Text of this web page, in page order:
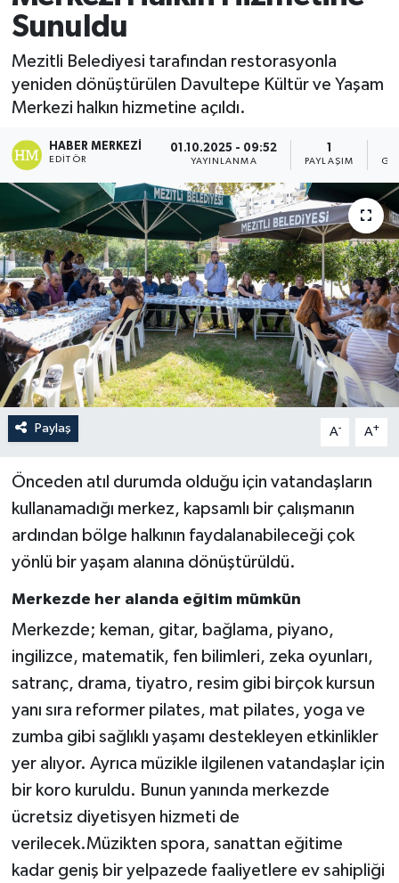
Sunuldu
Mezitli Belediyesi tarafından restorasyonla
yeniden dönüştürülen Davultepe Kültür ve Yaşam
Merkezi halkın hizmetine açıldı.
HABER MERKEZI
EDITÖR
01.10.2025 - 09:52
YAYINLANMA PAYLAŞIM
Paylaş A- A+
Önceden atıl durumda olduğu için vatandaşların
kullanamadığı merkez, kapsamlı bir çalışmanın
ardından bölge halkının faydalanabileceği çok
yönlü bir yaşam alanına dönüştürüldü.
Merkezde her alanda eğitim mümkün
Merkezde; keman, gitar, bağlama, piyano,
ingilizce, matematik, fen bilimleri, zeka oyunları,
satranç, drama, tiyatro, resim gibi birçok kursun
yanı sıra reformer pilates, mat pilates, yoga ve
zumba gibi sağlıklı yaşamı destekleyen etkinlikler
yer alıyor. Ayrıca müzikle ilgilenen vatandaşlar için
bir koro kuruldu. Bunun yanında merkezde
ücretsiz diyetisyen hizmeti de
verilecek.Müzikten spora, sanattan eğitime
kadar geniş bir yelpazede faaliyetlere ev sahipliği